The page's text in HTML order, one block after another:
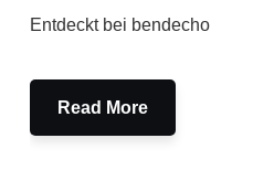
Entdeckt bei bendecho
Read More